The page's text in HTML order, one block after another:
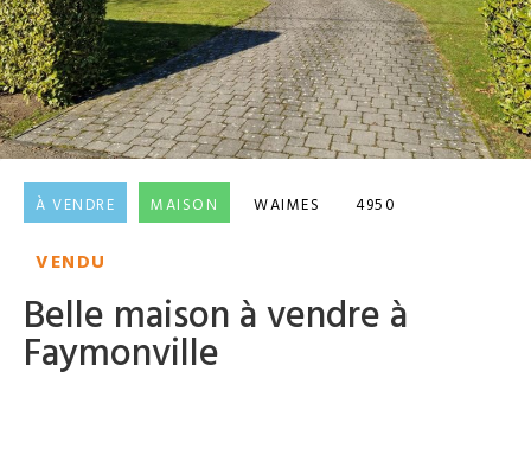
À VENDRE MAISON WAIMES 4950
VENDU
Belle maison à vendre à
Faymonville